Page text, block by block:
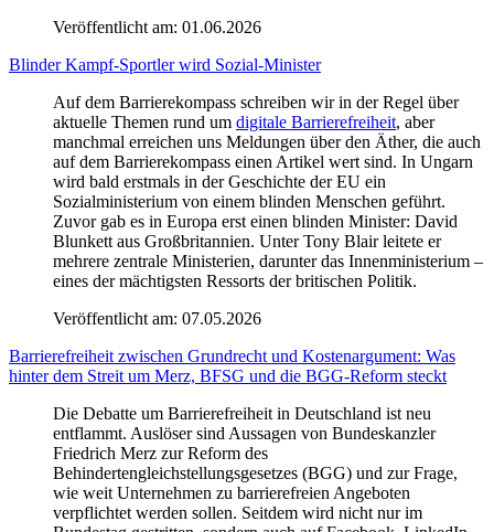
Veröffentlicht am: 01.06.2026
Blinder Kampf-Sportler wird Sozial-Minister
Auf dem Barrierekompass schreiben wir in der Regel über
aktuelle Themen rund um digitale Barrierefreiheit, aber
manchmal erreichen uns Meldungen über den Äther, die auch
auf dem Barrierekompass einen Artikel wert sind. In Ungarn
wird bald erstmals in der Geschichte der EU ein
Sozialministerium von einem blinden Menschen geführt.
Zuvor gab es in Europa erst einen blinden Minister: David
Blunkett aus Großbritannien. Unter Tony Blair leitete er
mehrere zentrale Ministerien, darunter das Innenministerium –
eines der mächtigsten Ressorts der britischen Politik.
Veröffentlicht am: 07.05.2026
Barrierefreiheit zwischen Grundrecht und Kostenargument: Was
hinter dem Streit um Merz, BFSG und die BGG-Reform steckt
Die Debatte um Barrierefreiheit in Deutschland ist neu
entflammt. Auslöser sind Aussagen von Bundeskanzler
Friedrich Merz zur Reform des
Behindertengleichstellungsgesetzes (BGG) und zur Frage,
wie weit Unternehmen zu barrierefreien Angeboten
verpflichtet werden sollen. Seitdem wird nicht nur im